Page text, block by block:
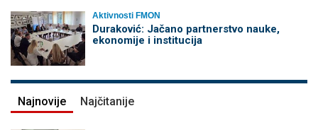
Aktivnosti FMON
Duraković: Jačano partnerstvo nauke,
ekonomije i institucija
Najnovije Najčitanije